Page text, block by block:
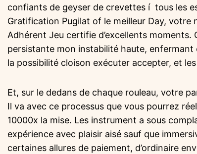
confiants de geyser de crevettes í tous les
Gratification Pugilat of le meilleur Day,
Adhérent Jeu certifie d’excellents
persistante mon instabilité haute,
la possibilité cloison exécuter accepter, et
Et, sur le dedans de chaque rouleau, votre
Il va avec ce processus que vous pourrez
10000x la mise. Les instrument a sous
expérience avec plaisir aisé sauf que
certaines allures de paiement, d’ordinaire